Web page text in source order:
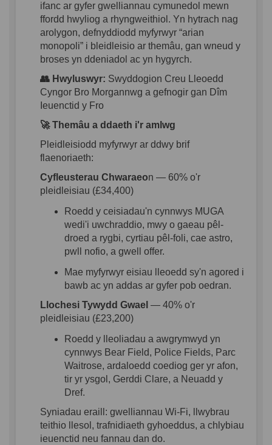
ifanc ar gyfer gwelliannau cymunedol mewn
ffordd hwyliog a rhyngweithiol . Yn hytrach nag
arolygon, defnyddiodd myfyrwyr “arian
monopoli” i bleidleisio ar themâu, gan wneud y
broses yn ddeniadol ac yn hygyrch.
👥 Hwyluswyr: Swyddogion Creu Lleoedd
Cyngor Bro Morgannwg a gefnogir gan Dîm
Ieuenctid y Fro
🚀 Themâu a ddaeth i'r amlwg
Pleidleisiodd myfyrwyr ar ddwy brif
flaenoriaeth:
Cyfleusterau Chwaraeon — 60% o'r
pleidleisiau (£34,400)
Roedd y ceisiadau'n cynnwys MUGA
wedi'i uwchraddio, mwy o gaeau pêl-
droed a rygbi, cyrtiau pêl-foli, cae astro,
pwll
nofio, a gwell
offer.
Mae myfyrwyr eisiau lleoedd sy'n agored i
bawb ac yn addas ar gyfer pob oedran.
Llochesi Tywydd Gwael — 40% o'r
pleidleisiau (£23,200)
Roedd y lleoliadau a awgrymwyd yn
cynnwys Bear Field, Police Fields, Parc
Waitrose, ardaloedd coediog ger yr afon,
tir yr ysgol , Gerddi Clare, a Neuadd y
Dref.
Syniadau eraill : gwelliannau Wi-Fi,
llwybrau
teithio
llesol , trafnidiaeth gyhoeddus, a chlybiau
ieuenctid neu fannau dan do.